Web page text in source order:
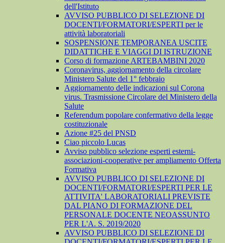
dell'Istituto
AVVISO PUBBLICO DI SELEZIONE DI
DOCENTI/FORMATORI/ESPERTI per le
attività laboratoriali
SOSPENSIONE TEMPORANEA USCITE
DIDATTICHE E VIAGGI DI ISTRUZIONE
Corso di formazione ARTEBAMBINI 2020
Coronavirus, aggiornamento della circolare
Ministero Salute del 1° febbraio
Aggiornamento delle indicazioni sul Corona
virus. Trasmissione Circolare del Ministero della
Salute
Referendum popolare confermativo della legge
costituzionale
Azione #25 del PNSD
Ciao piccolo Lucas
Avviso pubblico selezione esperti esterni-
associazioni-cooperative per ampliamento Offerta
Formativa
AVVISO PUBBLICO DI SELEZIONE DI
DOCENTI/FORMATORI/ESPERTI PER LE
ATTIVITA' LABORATORIALI PREVISTE
DAL PIANO DI FORMAZIONE DEL
PERSONALE DOCENTE NEOASSUNTO
PER L'A. S. 2019/2020
AVVISO PUBBLICO DI SELEZIONE DI